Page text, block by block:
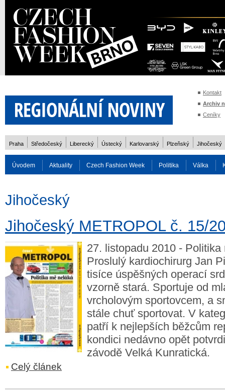
Kontakt
Archiv
Ceníky
Praha Středočeský Liberecký Ústecký Karlovarský Plzeňský Jihočeský
Úvodem Aktuality Czech Fashion Week Politika Válka
Jihočeský
Jihočeský METROPOL č. 15/
27. listopadu 2010 - Politika
Proslulý kardiochirurg Jan
tisíce úspěšných operací
vzorně stará. Sportuje od
vrcholovým sportovcem, a
stále chuť sportovat. V
patří k nejlepších běžcům
kondici nedávno opět
závodě Velká Kunratická.
Celý článek